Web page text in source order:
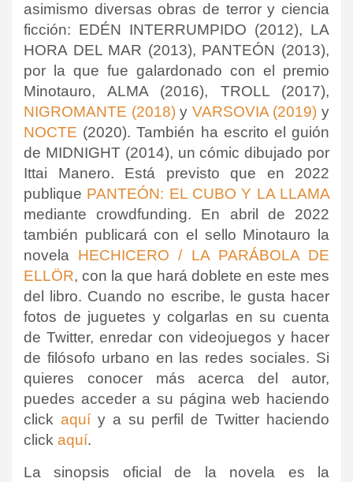
asimismo diversas obras de terror y ciencia
ficción: EDÉN INTERRUMPIDO (2012), LA
HORA DEL MAR (2013), PANTEÓN (2013),
por la que fue galardonado con el premio
Minotauro, ALMA (2016), TROLL (2017),
NIGROMANTE (2018)y VARSOVIA (2019) y
NOCTE (2020). También ha escrito el guión
de MIDNIGHT (2014), un cómic dibujado por
Ittai Manero. Está previsto que en 2022
publique PANTEÓN: EL CUBO Y LA LLAMA
mediante crowdfunding. En abril de 2022
también publicará con el sello Minotauro la
novela HECHICERO / LA PARÁBOLA DE
ELLÖR, con la que hará doblete en este mes
del libro. Cuando no escribe, le gusta hacer
fotos de juguetes y colgarlas en su cuenta
de Twitter, enredar con videojuegos y hacer
de filósofo urbano en las redes sociales. Si
quieres conocer más acerca del autor,
puedes acceder a su página web haciendo
click aquíy a su perfil de Twitter haciendo
click aquí.
La sinopsis oficial de la novela es la